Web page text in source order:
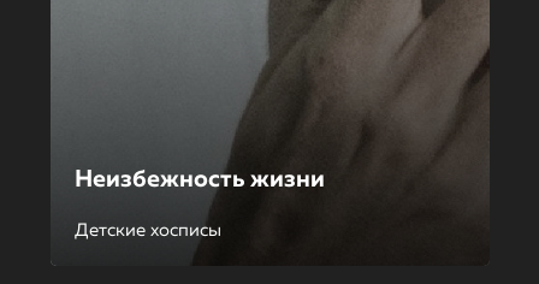
Неизбежность жизни
Детские хосписы